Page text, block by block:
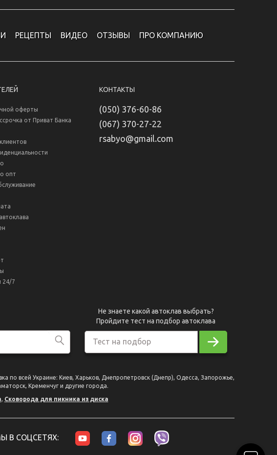
РЕЦЕПТЫ ВИДЕО ОТЗЫВЫ ПРО КОМПАНИЮ
оферты
от Приват Банка
опт
24/7
КОНТАКТЫ
(050) 376-60-86
(067) 370-27-22
rsabyo@gmail.com
Тест на подбор
Не знаете какой автоклав выбрать?
Пройдите тест на подбор автоклава
по всей Украине: Киев, Харьков, Днепропетровск (Днепр), Одесса, Запорожье,
Кременчуг и другие города.
, Сковорода для пикника из диска
В СОЦСЕТЯХ: